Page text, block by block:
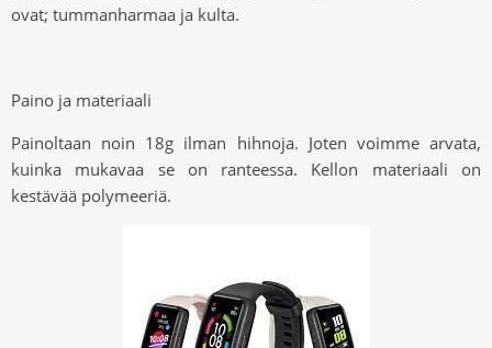
ovat; tummanharmaa ja kulta.
Paino ja materiaali
Painoltaan noin 18g ilman hihnoja. Joten voimme arvata,
kuinka mukavaa se on ranteessa. Kellon materiaali on
kestävää polymeeriä.